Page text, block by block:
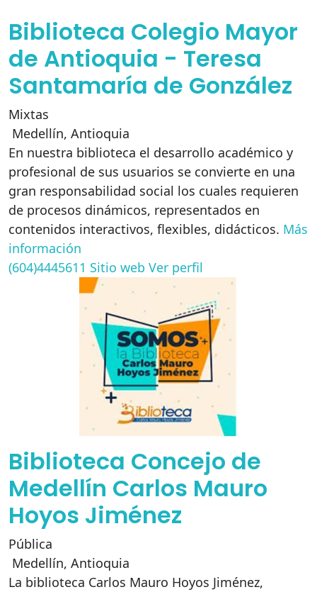
Biblioteca Colegio Mayor
de Antioquia - Teresa
Santamaría de González
Mixtas
Medellín, Antioquia
En nuestra biblioteca el desarrollo académico y
profesional de sus usuarios se convierte en una
gran responsabilidad social los cuales requieren
de procesos dinámicos, representados en
contenidos interactivos, flexibles, didácticos. Más
información
(604)4445611 Sitio web Ver perfil
Biblioteca Concejo de
Medellín Carlos Mauro
Hoyos Jiménez
Pública
Medellín, Antioquia
La biblioteca Carlos Mauro Hoyos Jiménez,